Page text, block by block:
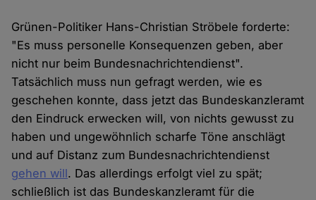
Grünen-Politiker Hans-Christian Ströbele forderte:
"Es muss personelle Konsequenzen geben, aber
nicht nur beim Bundesnachrichtendienst".
Tatsächlich muss nun gefragt werden, wie es
geschehen konnte, dass jetzt das Bundeskanzleramt
den Eindruck erwecken will, von nichts gewusst zu
haben und ungewöhnlich scharfe Töne anschlägt
und auf Distanz zum Bundesnachrichtendienst
gehen will. Das allerdings erfolgt viel zu spät;
schließlich ist das Bundeskanzleramt für die